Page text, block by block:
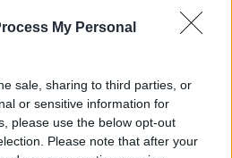
My Personal
sale, sharing to third parties, or
or sensitive information for
please use the below opt-out
Please note that after your
elégséges, megszokott
többen is a
van a főigazgatónak,